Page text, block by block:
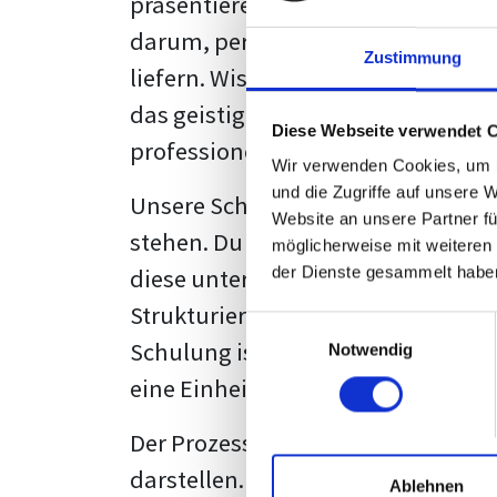
Zustimmung
Diese Webseite verwendet
Wir verwenden Cookies,
und die Zugriffe auf unsere
Website an unsere Partner
möglicherweise mit
der Dienste gesammelt
Notwendig
Ablehnen
darum, persönliche Meinungen
liefern. Wissenschaftliche Texte,
das geistige Eigentum des
professionell zu kommunizieren.
Unsere Schulung wurde mit Blick
stehen. Du wirst nicht nur
diese unter Zuhilfenahme von
Strukturierung ist ebenso
Schulung ist so konzipiert, dass
eine Einheitslösung zu bieten.
Der Prozess des
darstellen. Jedoch, ausgestattet